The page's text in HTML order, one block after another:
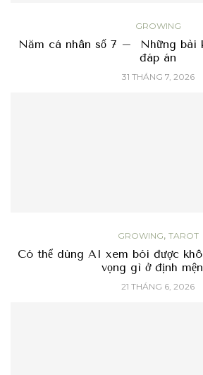
GROWING
Năm cá nhân số 7 – Những bài
đáp án
31 THÁNG 7, 2026
GROWING, TAROT
Có thể dùng AI xem bói được
vọng gì ở định
21 THÁNG 6, 2026